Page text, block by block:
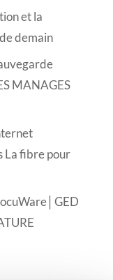
et la
demain
MANAGES
La fibre pour